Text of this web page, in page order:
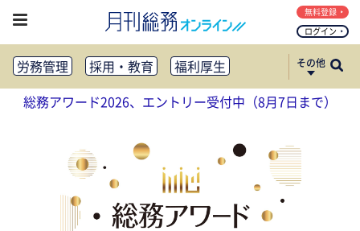
ログイン
無料登録
労務管理 採用・教育
福利厚生
健康経営
働き方改革
法務・コンプライアンス
リスクマネジメント・BCP
社外・社内広報
社外・社内コミュニケーション活性化
FM・オフィス移転
CSR・SDGs
テクノロジー活用・DX
その他
総務アワード2026、エントリー受付中（8月7日まで）